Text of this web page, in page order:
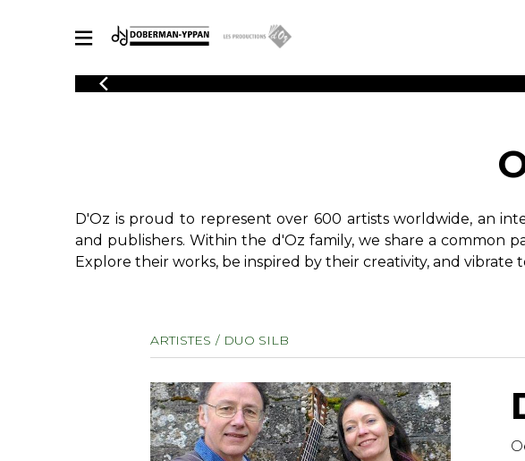
CATALOGUE
SHEET MUSIC FOR GUITAR
OTHER PRODUCTS
in original works and quality
arrangements.
2 Guitars
3 Guitars
4 Guitars
Chamber Music with Guitar
D'Oz is proud to represent over 600 artists worldwide, an
and publishers. Within the d'Oz family, we share a common
Explore their works, be inspired by their creativity, and vibrate
ARTISTES DUO SILB